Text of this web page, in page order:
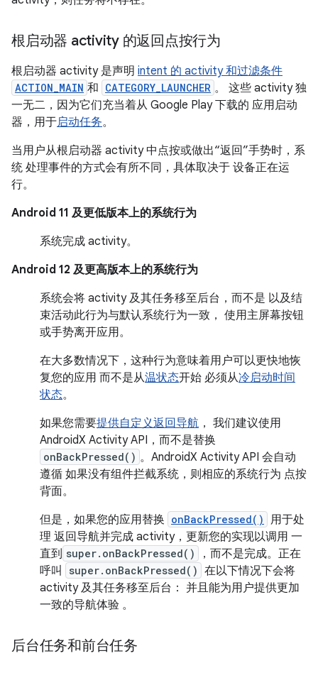
根启动器 activity 的返回点按行为
根启动器 activity 是声明 intent 的 activity 和过滤条件
ACTION_MAIN 和 CATEGORY_LAUNCHER 。 这些 activity 独
一无二，因为它们充当着从 Google Play 下载的 应用启动
器，用于启动任务。
当用户从根启动器 activity 中点按或做出“返回”手势时，系
统 处理事件的方式会有所不同，具体取决于 设备正在运
行。
Android 11 及更低版本上的系统行为
系统完成 activity。
Android 12 及更高版本上的系统行为
系统会将 activity 及其任务移至后台，而不是 以及结
束活动此行为与默认系统行为一致， 使用主屏幕按钮
或手势离开应用。
在大多数情况下，这种行为意味着用户可以更快地恢
复您的应用 而不是从温状态开始 必须从冷启动时间
状态。
如果您需要提供自定义返回导航 ， 我们建议使用
AndroidX Activity API，而不是替换
onBackPressed() 。AndroidX Activity API 会自动
遵循 如果没有组件拦截系统，则相应的系统行为 点按
背面。
但是，如果您的应用替换 onBackPressed()
用于处
理 返回导航并完成 activity，更新您的实现以调用 一
直到 super.onBackPressed()
，而不是完成。正在
呼叫
super.onBackPressed() 在以下情况下会将
activity 及其任务移至后台： 并且能为用户提供更加
一致的导航体验 。
后台任务和前台任务